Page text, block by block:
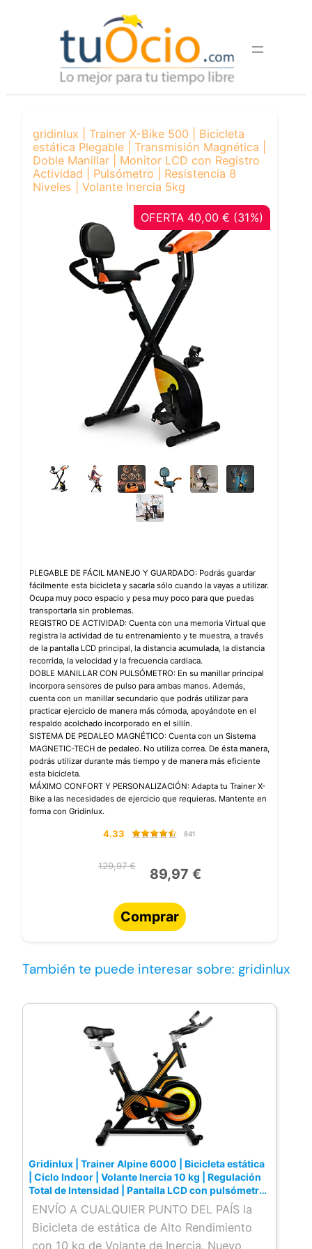
gridinlux | Trainer X-Bike 500 | Bicicleta
estática Plegable | Transmisión Magnética |
Doble Manillar | Monitor LCD con Registro
Actividad | Pulsómetro | Resistencia 8
Niveles | Volante Inercia 5kg
OFERTA 40,00 € (31%)
PLEGABLE DE FÁCIL MANEJO Y GUARDADO: Podrás guardar
fácilmente esta bicicleta y sacarla sólo cuando la vayas a utilizar.
Ocupa muy poco espacio y pesa muy poco para que puedas
transportarla sin problemas.
REGISTRO DE ACTIVIDAD: Cuenta con una memoria Virtual que
registra la actividad de tu entrenamiento y te muestra, a través
de la pantalla LCD principal, la distancia acumulada, la distancia
recorrida, la velocidad y la frecuencia cardiaca.
DOBLE MANILLAR CON PULSÓMETRO: En su manillar principal
incorpora sensores de pulso para ambas manos. Además,
cuenta con un manillar secundario que podrás utilizar para
practicar ejercicio de manera más cómoda, apoyándote en el
respaldo acolchado incorporado en el sillín.
SISTEMA DE PEDALEO MAGNÉTICO: Cuenta con un Sistema
MAGNETIC-TECH de pedaleo. No utiliza correa. De ésta manera,
podrás utilizar durante más tiempo y de manera más eficiente
esta bicicleta.
MÁXIMO CONFORT Y PERSONALIZACIÓN: Adapta tu Trainer X-
Bike a las necesidades de ejercicio que requieras. Mantente en
forma con Gridinlux.
4.33 841
129,97 € 89,97 €
Comprar
También te puede interesar sobre: gridinlux
Gridinlux | Trainer Alpine 6000 | Bicicleta estática
| Ciclo Indoor | Volante Inercia 10 kg | Regulación
Total de Intensidad | Pantalla LCD con pulsómetro
| Fitness
ENVÍO A CUALQUIER PUNTO DEL PAÍS la
Bicicleta de estática de Alto Rendimiento
con 10 kg de Volante de Inercia. Nuevo